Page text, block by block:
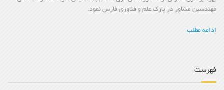
مهندسین مشاور در پارک علم و فناوری فارس نمود.
ادامه مطلب
فهرست